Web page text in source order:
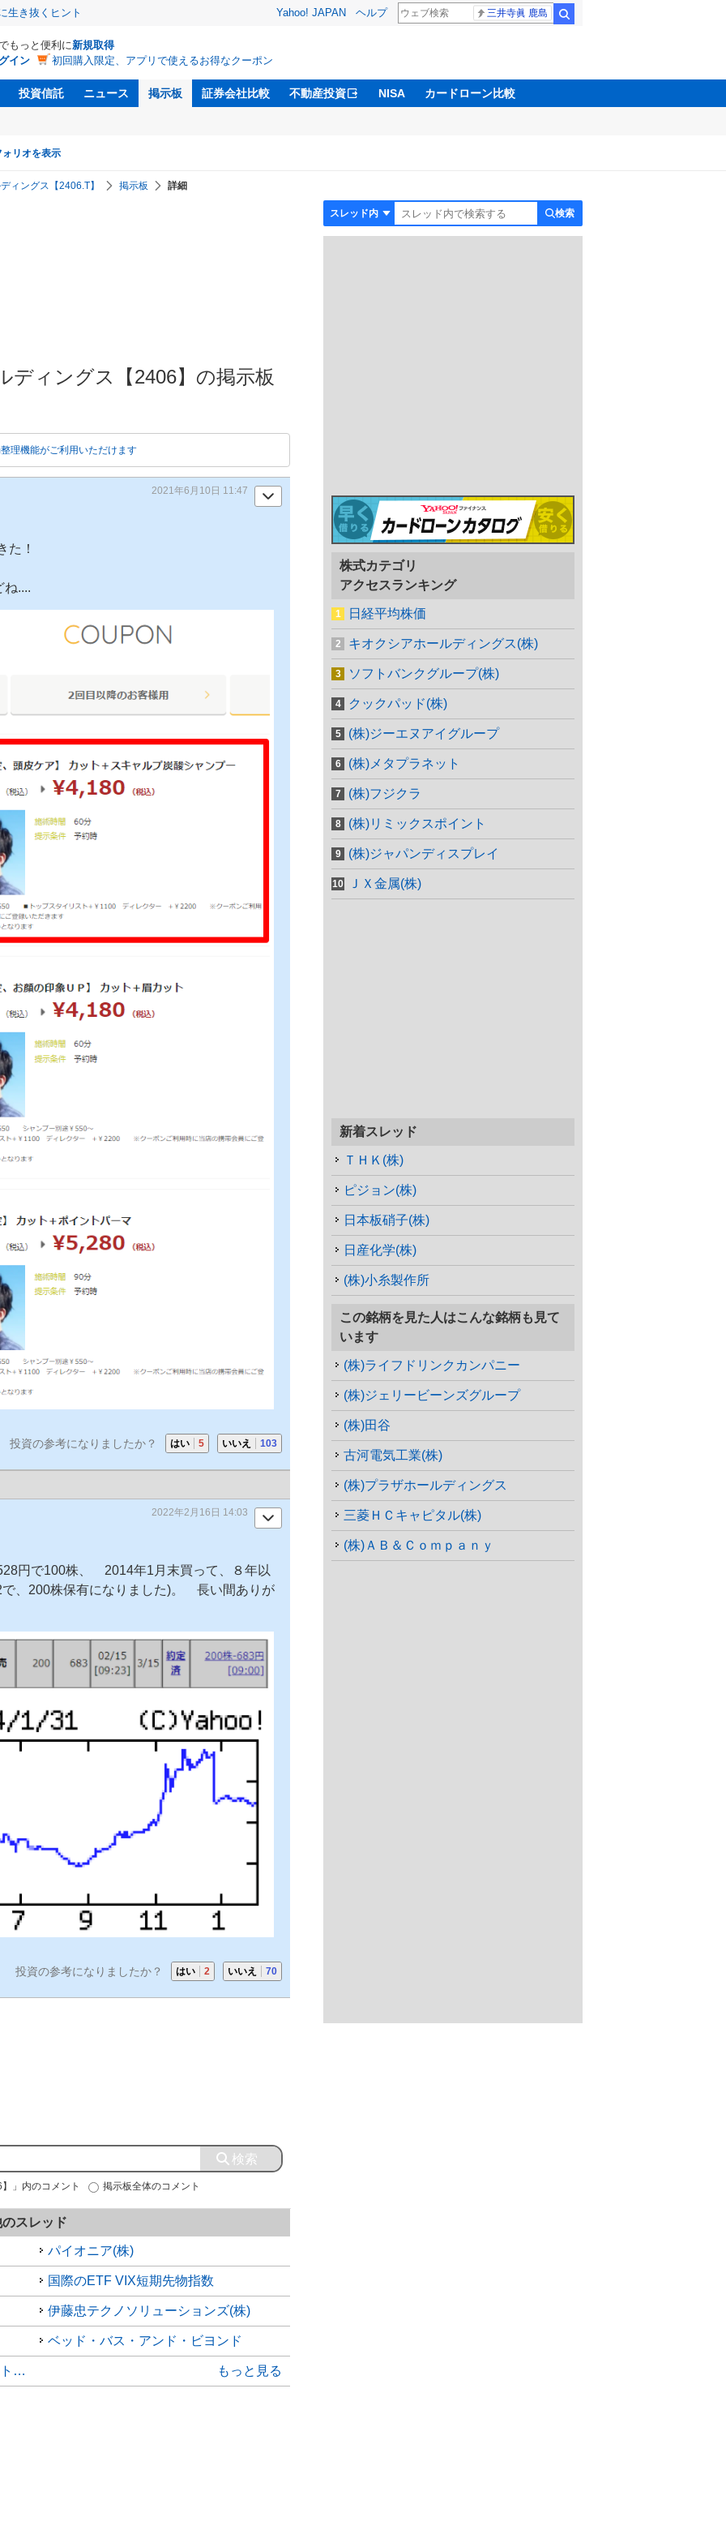
き抜くヒント Yahoo! JAPAN ヘルプ 三井寺眞 鹿島
もっと便利に新規取得
イン
初回購入限定、アプリで使えるお得なクーポン
投資信託 ニュース 掲示板 証券会社比較 不動産投資 NISA カードローン比較
リオを表示
ングス【2406.T】 掲示板 詳細
検索
ディングス【2406】の掲示板
理機能がご利用いただけます
2021年6月10日 11:47
！
....
投資の参考になりましたか？ はい 5 いいえ 103
2022年2月16日 14:03
で100株、 2014年1月末買って、８年以
、200株保有になりました)。 長い間ありが
投資の参考になりましたか？ はい 2 いいえ 70
」内のコメント 掲示板全体のコメント
スレッド
パイオニア(株)
国際のETF VIX短期先物指数
伊藤忠テクノソリューションズ(株)
ベッド・バス・アンド・ビヨンド
オンキヨーホームエンターテイメント(株) もっと見る
株式カテゴリ
アクセスランキング
日経平均株価
キオクシアホールディングス(株)
ソフトバンクグループ(株)
クックパッド(株)
(株)ジーエヌアイグループ
(株)メタプラネット
(株)フジクラ
(株)リミックスポイント
(株)ジャパンディスプレイ
ＪＸ金属(株)
新着スレッド
ＴＨＫ(株)
ピジョン(株)
日本板硝子(株)
日産化学(株)
(株)小糸製作所
この銘柄を見た人はこんな銘柄も見て
います
(株)ライフドリンクカンパニー
(株)ジェリービーンズグループ
(株)田谷
古河電気工業(株)
(株)プラザホールディングス
三菱ＨＣキャピタル(株)
(株)ＡＢ＆Ｃｏｍｐａｎｙ